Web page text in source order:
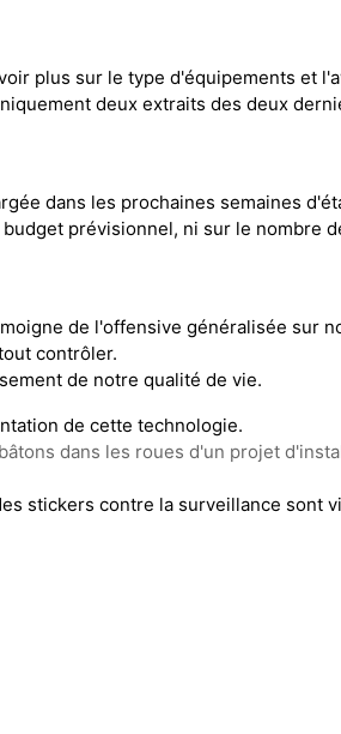
plus sur le type d'équipements et
deux extraits des deux
dans les prochaines semaines
prévisionnel, ni sur le nombre
de l'offensive généralisée sur
contrôler.
de notre qualité de vie.
de cette technologie.
dans les roues d'un projet
stickers contre la surveillance sont